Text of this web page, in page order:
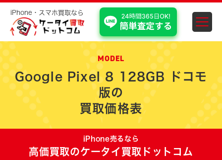
iPhone・スマホ買取なら
スマホ・iPhone買取 埼玉・
MODEL
Google Pixel 8 128GB ドコモ
版の
買取価格表
iPhone売るなら
高価買取のケータイ買取ドットコム